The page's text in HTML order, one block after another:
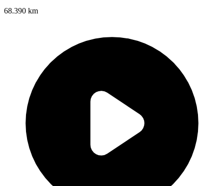
68.390 km